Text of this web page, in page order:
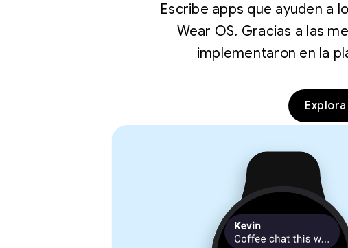
Escribe apps que ayuden a
Wear OS. Gracias a las
implementaron en la